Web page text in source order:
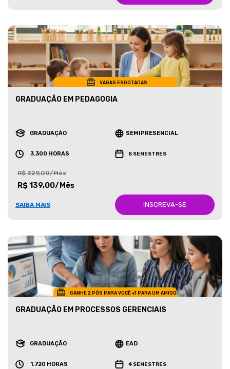
VAGAS ESGOTADAS
GRADUAÇÃO EM PEDAGOGIA
GRADUAÇÃO SEMIPRESENCIAL
3.300 HORAS 8 SEMESTRES
R$ 329,00/Mês
R$ 139,00/Mês
SAIBA MAIS INSCREVA-SE
GANHE 2 PÓS PARA VOCÊ +1 PARA UM AMIGO
GRADUAÇÃO EM PROCESSOS GERENCIAIS
GRADUAÇÃO EAD
1.720 HORAS 4 SEMESTRES